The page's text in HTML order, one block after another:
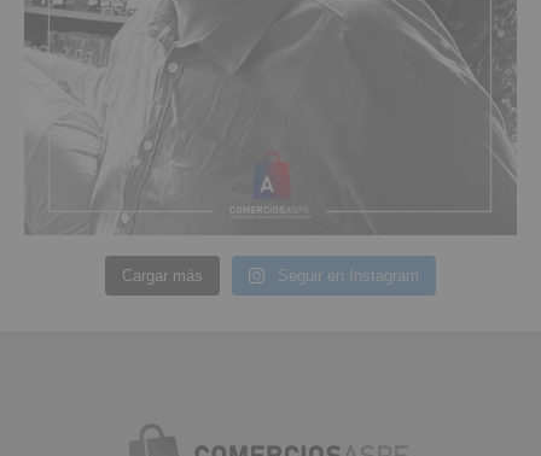
Cargar más Seguir en Instagram